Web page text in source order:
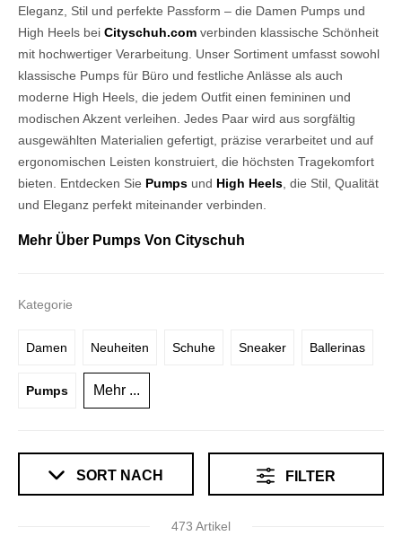
Eleganz, Stil und perfekte Passform – die Damen Pumps und
High Heels bei Cityschuh.com verbinden klassische Schönheit
mit hochwertiger Verarbeitung. Unser Sortiment umfasst sowohl
klassische Pumps für Büro und festliche Anlässe als auch
moderne High Heels, die jedem Outfit einen femininen und
modischen Akzent verleihen. Jedes Paar wird aus sorgfältig
ausgewählten Materialien gefertigt, präzise verarbeitet und auf
ergonomischen Leisten konstruiert, die höchsten Tragekomfort
bieten. Entdecken Sie Pumps und High Heels , die Stil, Qualität
und Eleganz perfekt miteinander verbinden.
Mehr Über Pumps Von Cityschuh
Kategorie
Damen Neuheiten Schuhe Sneaker Ballerinas
Pumps Mehr ...
SORT NACH FILTER
473 Artikel